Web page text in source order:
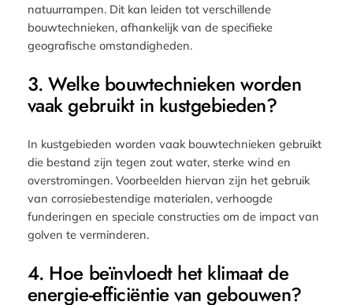
natuurrampen. Dit kan leiden tot verschillende
bouwtechnieken, afhankelijk van de specifieke
geografische omstandigheden.
3. Welke bouwtechnieken worden
vaak gebruikt in kustgebieden?
In kustgebieden worden vaak bouwtechnieken gebruikt
die bestand zijn tegen zout water, sterke wind en
overstromingen. Voorbeelden hiervan zijn het gebruik
van corrosiebestendige materialen, verhoogde
funderingen en speciale constructies om de impact van
golven te verminderen.
4. Hoe beïnvloedt het klimaat de
energie-efficiëntie van gebouwen?